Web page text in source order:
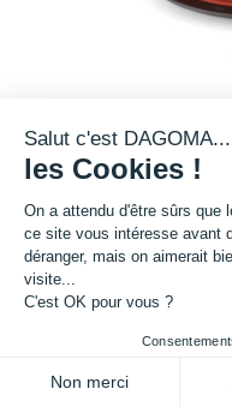
Cette bobine de teinte rouge
Diamètre : 1.75
Salut c'est DAGOMA...
les Cookies !
On a attendu d'être sûrs que
ce site vous intéresse avant
déranger, mais on aimerait
visite...
C'est OK pour vous ?
Non merci